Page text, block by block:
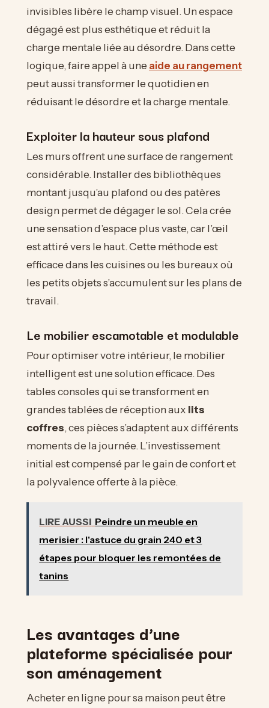
invisibles libère le champ visuel. Un espace
dégagé est plus esthétique et réduit la
charge mentale liée au désordre. Dans cette
logique, faire appel à une aide au rangement
peut aussi transformer le quotidien en
réduisant le désordre et la charge mentale.
Exploiter la hauteur sous plafond
Les murs offrent une surface de rangement
considérable. Installer des bibliothèques
montant jusqu’au plafond ou des patères
design permet de dégager le sol. Cela crée
une sensation d’espace plus vaste, car l’œil
est attiré vers le haut. Cette méthode est
efficace dans les cuisines ou les bureaux où
les petits objets s’accumulent sur les plans de
travail.
Le mobilier escamotable et modulable
Pour optimiser votre intérieur, le mobilier
intelligent est une solution efficace. Des
tables consoles qui se transforment en
grandes tablées de réception aux lits
coffres, ces pièces s’adaptent aux différents
moments de la journée. L’investissement
initial est compensé par le gain de confort et
la polyvalence offerte à la pièce.
LIRE AUSSI Peindre un meuble en
merisier : l'astuce du grain 240 et 3
étapes pour bloquer les remontées de
tanins
Les avantages d’une
plateforme spécialisée pour
son aménagement
Acheter en ligne pour sa maison peut être